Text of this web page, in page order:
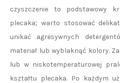
czyszczenie to podstawowy
plecaka; warto stosować
unikać agresywnych
materiał lub wyblaknąć kolory.
lub w niskotemperaturowej
kształtu plecaka. Po każdym